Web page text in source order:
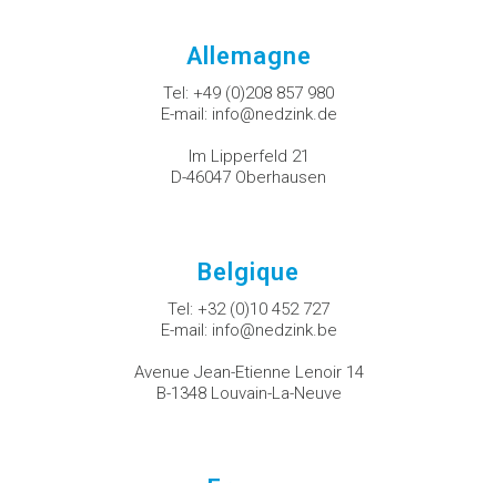
Allemagne
Tel: +49 (0)208 857 980
E-mail: info@nedzink.de
Im Lipperfeld 21
D-46047 Oberhausen
Belgique
Tel: +32 (0)10 452 727
E-mail: info@nedzink.be
Avenue Jean-Etienne Lenoir 14
B-1348 Louvain-La-Neuve